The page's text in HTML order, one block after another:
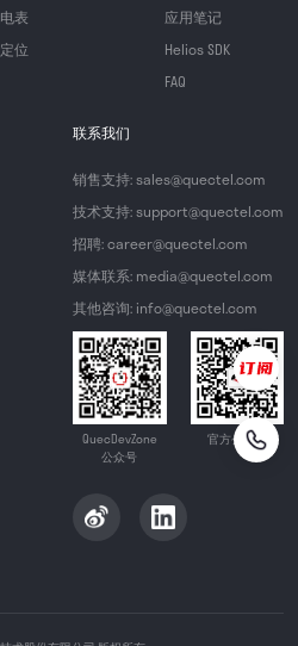
表
位
应用笔记
Helios SDK
FAQ
联系我们
销售支持: sales@quectel.com
技术支持: support@quectel.com
招聘: career@quectel.com
媒体联系: media@quectel.com
其他咨询: info@quectel.com
QuecDevZone
公众号
官方公众号